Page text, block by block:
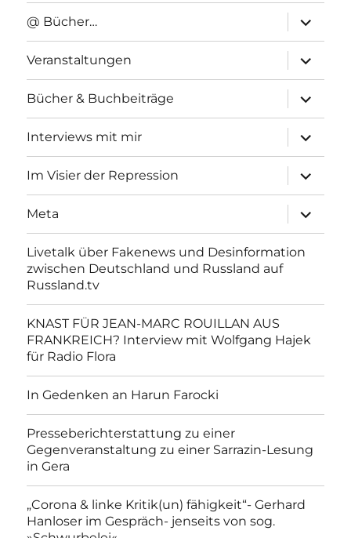
@ Bücher…
anzeigen
Veranstaltungen
anzeigen
Bücher & Buchbeiträge
anzeigen
Interviews mit mir
anzeigen
Im Visier der Repression
anzeigen
Meta
anzeigen
Livetalk über Fakenews und Desinformation
zwischen Deutschland und Russland auf
Russland.tv
KNAST FÜR JEAN-MARC ROUILLAN AUS
FRANKREICH? Interview mit Wolfgang Hajek
für Radio Flora
In Gedenken an Harun Farocki
Presseberichterstattung zu einer
Gegenveranstaltung zu einer Sarrazin-Lesung
in Gera
„Corona & linke Kritik(un) fähigkeit“- Gerhard
Hanloser im Gespräch- jenseits von sog.